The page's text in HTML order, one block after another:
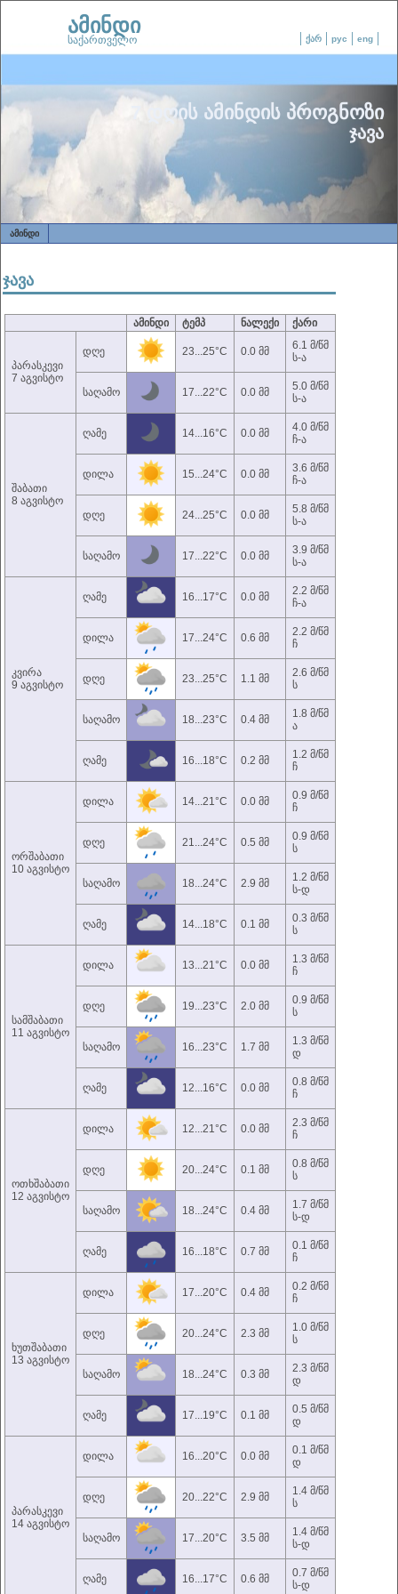
ქარ рус eng
ამინდი
საქართველო
7 დღის ამინდის პროგნოზი
ჯავა
ᲐᲛᲘᲜᲓᲘ
ჯავა
ამინდი ტემპ ნალექი ქარი
პარასკევი
7 აგვისტო
დღე 23...25°C 0.0 მმ
6.1 მ/წმ
ს-ა
საღამო 17...22°C 0.0 მმ
5.0 მ/წმ
ს-ა
შაბათი
8 აგვისტო
ღამე 14...16°C 0.0 მმ
4.0 მ/წმ
ჩ-ა
დილა 15...24°C 0.0 მმ
3.6 მ/წმ
ჩ-ა
დღე 24...25°C 0.0 მმ
5.8 მ/წმ
ს-ა
საღამო 17...22°C 0.0 მმ
3.9 მ/წმ
ს-ა
კვირა
9 აგვისტო
ღამე 16...17°C 0.0 მმ
2.2 მ/წმ
ჩ-ა
დილა 17...24°C 0.6 მმ
2.2 მ/წმ
ჩ
დღე 23...25°C 1.1 მმ
2.6 მ/წმ
ს
საღამო 18...23°C 0.4 მმ
1.8 მ/წმ
ა
ღამე 16...18°C 0.2 მმ
1.2 მ/წმ
ჩ
ორშაბათი
10 აგვისტო
დილა 14...21°C 0.0 მმ
0.9 მ/წმ
ჩ
დღე 21...24°C 0.5 მმ
0.9 მ/წმ
ს
საღამო 18...24°C 2.9 მმ
1.2 მ/წმ
ს-დ
ღამე 14...18°C 0.1 მმ
0.3 მ/წმ
ს
სამშაბათი
11 აგვისტო
დილა 13...21°C 0.0 მმ
1.3 მ/წმ
ჩ
დღე 19...23°C 2.0 მმ
0.9 მ/წმ
ს
საღამო 16...23°C 1.7 მმ
1.3 მ/წმ
დ
ღამე 12...16°C 0.0 მმ
0.8 მ/წმ
ჩ
ოთხშაბათი
12 აგვისტო
დილა 12...21°C 0.0 მმ
2.3 მ/წმ
ჩ
დღე 20...24°C 0.1 მმ
0.8 მ/წმ
ს
საღამო 18...24°C 0.4 მმ
1.7 მ/წმ
ს-დ
ღამე 16...18°C 0.7 მმ
0.1 მ/წმ
ჩ
ხუთშაბათი
13 აგვისტო
დილა 17...20°C 0.4 მმ
0.2 მ/წმ
ჩ
დღე 20...24°C 2.3 მმ
1.0 მ/წმ
ს
საღამო 18...24°C 0.3 მმ
2.3 მ/წმ
დ
ღამე 17...19°C 0.1 მმ
0.5 მ/წმ
დ
პარასკევი
14 აგვისტო
დილა 16...20°C 0.0 მმ
0.1 მ/წმ
დ
დღე 20...22°C 2.9 მმ
1.4 მ/წმ
ს
საღამო 17...20°C 3.5 მმ
1.4 მ/წმ
ს-დ
ღამე 16...17°C 0.6 მმ
0.7 მ/წმ
ს-დ